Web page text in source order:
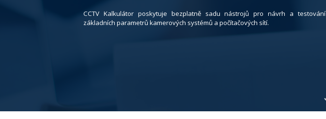
CCTV Kalkulátor poskytuje bezplatně sadu nástrojů pro návrh a testování
základních parametrů kamerových systémů a počítačových sítí.